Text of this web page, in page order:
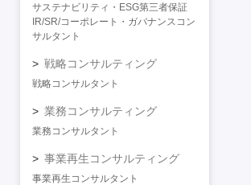
サステナビリティ・ESG第三者保証
IR/SR/コーポレート・ガバナンスコン
サルタント
戦略コンサルティング
戦略コンサルタント
業務コンサルティング
業務コンサルタント
事業再生コンサルティング
事業再生コンサルタント